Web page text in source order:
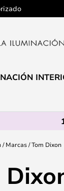
Marcas Tom Dixon